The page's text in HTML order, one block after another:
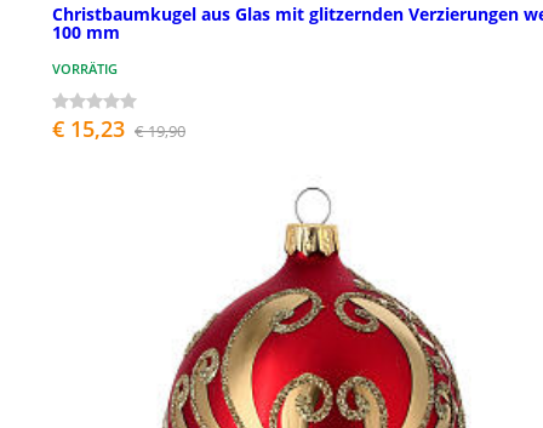
Christbaumkugel aus Glas mit glitzernden Verzierungen
100 mm
VORRÄTIG
€ 15,23 € 19,90